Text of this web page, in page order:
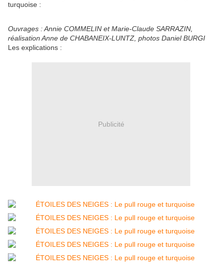
turquoise :
Ouvrages : Annie COMMELIN et Marie-Claude SARRAZIN,
réalisation Anne de CHABANEIX-LUNTZ, photos Daniel BURGI
Les explications :
Publicité